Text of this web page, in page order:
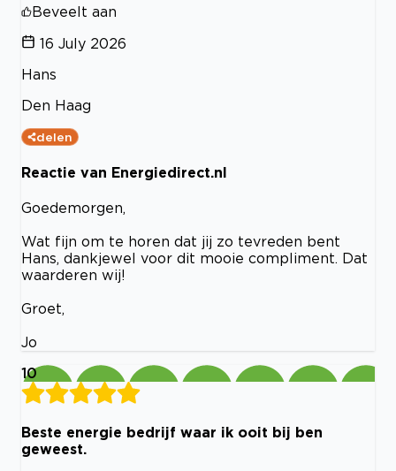
Beveelt aan
16 July 2026
Hans
Den Haag
delen
Reactie van Energiedirect.nl
Goedemorgen,
Wat fijn om te horen dat jij zo tevreden bent
Hans, dankjewel voor dit mooie compliment. Dat
waarderen wij!
Groet,
Jo
10
Beste energie bedrijf waar ik ooit bij ben
geweest.